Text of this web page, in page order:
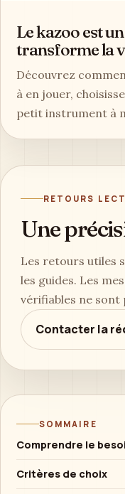
Le kazoo est
transforme la
Découvrez
à en jouer,
petit instrument à
RETOURS
Une
Les retours utiles
les guides. Les
vérifiables ne sont
Contacter la
SOMMAIRE
Comprendre le
Critères de choix